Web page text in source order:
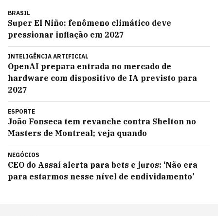
BRASIL
Super El Niño: fenômeno climático deve
pressionar inflação em 2027
INTELIGÊNCIA ARTIFICIAL
OpenAI prepara entrada no mercado de
hardware com dispositivo de IA previsto para
2027
ESPORTE
João Fonseca tem revanche contra Shelton no
Masters de Montreal; veja quando
NEGÓCIOS
CEO do Assaí alerta para bets e juros: ‘Não era
para estarmos nesse nível de endividamento’